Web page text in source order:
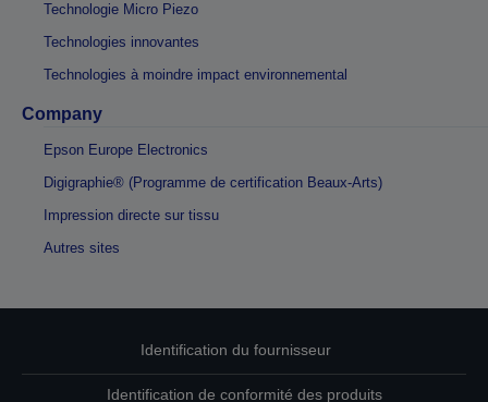
Technologie Micro Piezo
Technologies innovantes
Technologies à moindre impact environnemental
Company
Epson Europe Electronics
Digigraphie® (Programme de certification Beaux-Arts)
Impression directe sur tissu
Autres sites
Identification du fournisseur
Identification de conformité des produits